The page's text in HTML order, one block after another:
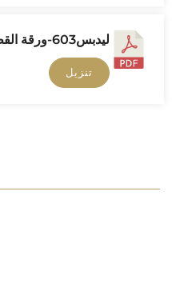
ليدبس603-ورقة القطع
تنزيل